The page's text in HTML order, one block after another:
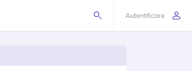
Autentificare